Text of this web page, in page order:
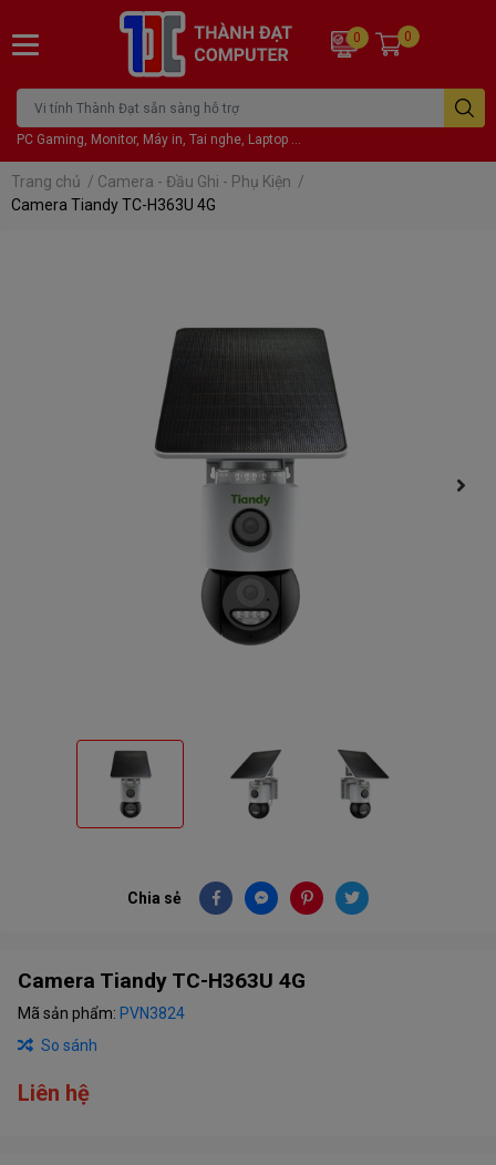
PC Gaming, Monitor, Máy in, Tai nghe, Laptop ...
0 0
Trang chủ / Camera - Đầu Ghi - Phụ Kiện /
Camera Tiandy TC-H363U 4G
Chia sẻ
Camera Tiandy TC-H363U 4G
Mã sản phẩm: PVN3824
So sánh
Liên hệ